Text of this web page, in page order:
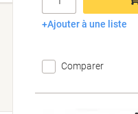
Ajouter
Ajouter à une liste
Comparer